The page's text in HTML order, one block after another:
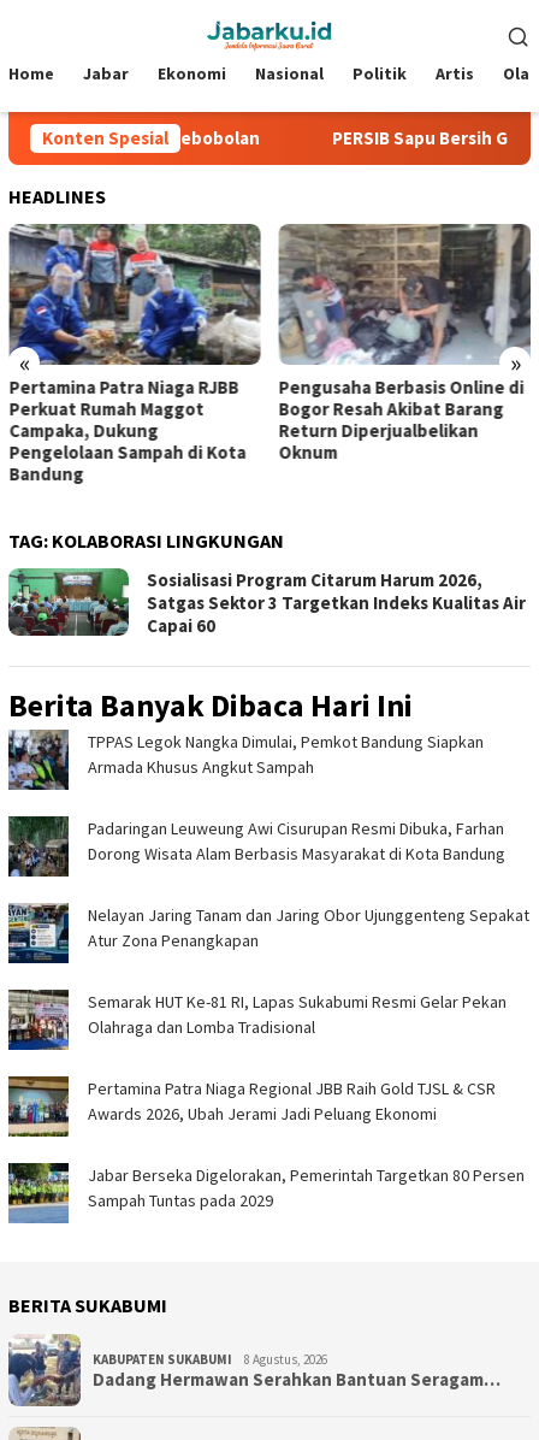
Mobile
Home Jabar Ekonomi Nasional Politik Artis
Konten Spesial
Laga Tanpa Kebobolan PERSIB Sapu Bersih Grup
HEADLINES
« »
Pertamina Patra Niaga RJBB
Perkuat Rumah Maggot
Campaka, Dukung
Pengelolaan Sampah di Kota
Bandung
Pengusaha Berbasis Online di
Bogor Resah Akibat Barang
Return Diperjualbelikan
Oknum
TAG: KOLABORASI LINGKUNGAN
Sosialisasi Program Citarum Harum 2026,
Satgas Sektor 3 Targetkan Indeks Kualitas Air
Capai 60
Berita Banyak Dibaca Hari Ini
TPPAS Legok Nangka Dimulai, Pemkot Bandung Siapkan
Armada Khusus Angkut Sampah
Padaringan Leuweung Awi Cisurupan Resmi Dibuka, Farhan
Dorong Wisata Alam Berbasis Masyarakat di Kota Bandung
Nelayan Jaring Tanam dan Jaring Obor Ujunggenteng Sepakat
Atur Zona Penangkapan
Semarak HUT Ke-81 RI, Lapas Sukabumi Resmi Gelar Pekan
Olahraga dan Lomba Tradisional
Pertamina Patra Niaga Regional JBB Raih Gold TJSL & CSR
Awards 2026, Ubah Jerami Jadi Peluang Ekonomi
Jabar Berseka Digelorakan, Pemerintah Targetkan 80 Persen
Sampah Tuntas pada 2029
BERITA SUKABUMI
KABUPATEN SUKABUMI 8 Agustus, 2026
Dadang Hermawan Serahkan Bantuan Seragam…